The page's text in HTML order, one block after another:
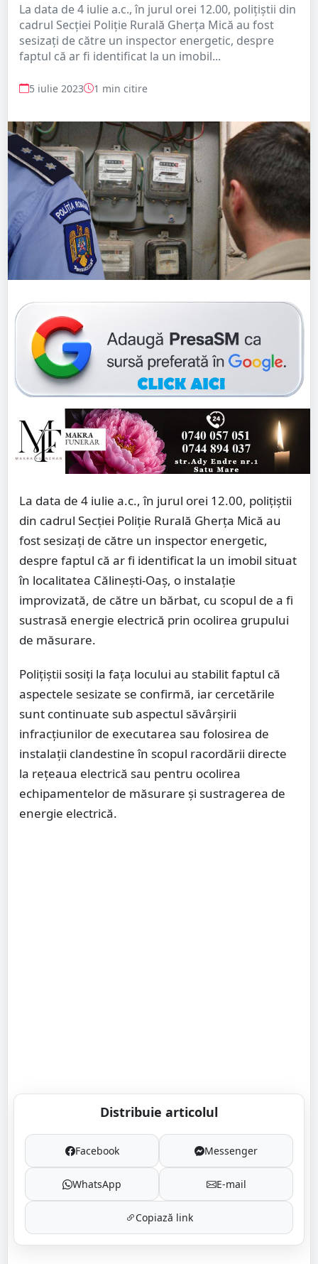
La data de 4 iulie a.c., în jurul orei 12.00, polițiștii din
cadrul Secției Poliție Rurală Gherța Mică au fost
sesizați de către un inspector energetic, despre
faptul că ar fi identificat la un imobil...
5 iulie 2023 1 min citire
La data de 4 iulie a.c., în jurul orei 12.00, polițiștii
din cadrul Secției Poliție Rurală Gherța Mică au
fost sesizați de către un inspector energetic,
despre faptul că ar fi identificat la un imobil situat
în localitatea Călinești-Oaș, o instalație
improvizată, de către un bărbat, cu scopul de a fi
sustrasă energie electrică prin ocolirea grupului
de măsurare.
Polițiștii sosiți la fața locului au stabilit faptul că
aspectele sesizate se confirmă, iar cercetările
sunt continuate sub aspectul săvârșirii
infracțiunilor de executarea sau folosirea de
instalații clandestine în scopul racordării directe
la rețeaua electrică sau pentru ocolirea
echipamentelor de măsurare și sustragerea de
energie electrică.
Distribuie articolul
Facebook Messenger
WhatsApp E-mail
Copiază link